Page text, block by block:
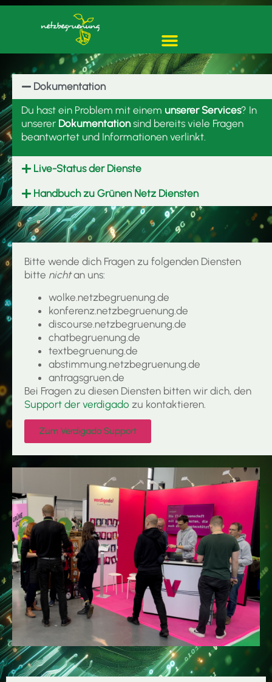
Dokumentation
Du hast ein Problem mit einem unserer Services? In
unserer Dokumentationsind bereits viele Fragen
beantwortet und Informationen verlinkt.
Live-Status der Dienste
Handbuch zu Grünen Netz Diensten
Bitte wende dich Fragen zu folgenden Diensten
bitte nichtan uns:
wolke.netzbegruenung.de
konferenz.netzbegruenung.de
discourse.netzbegruenung.de
chatbegruenung.de
textbegruenung.de
abstimmung.netzbegruenung.de
antragsgruen.de
Bei Fragen zu diesen Diensten bitten wir dich, den
Support der verdigado zu kontaktieren.
Zum Verdigado Support